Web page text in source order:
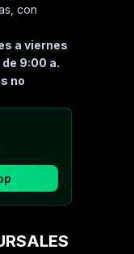
con
a viernes
9:00 a.
no